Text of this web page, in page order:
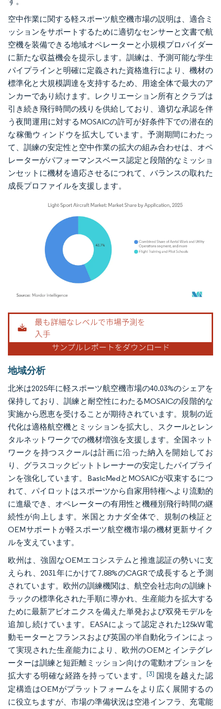
空中作業に関する軽スポーツ航空機市場の説明は、適合ミ
ッションをサポートするために適切なセンサーと文書で航
空機を装備できる地域オペレーターと小規模プロバイダー
に新たな収益機会を提示します。訓練は、予測可能な学生
パイプラインと明確に定義された資格進行により、機材の
標準化と大規模調達を支持するため、用途全体で最大のア
ンカーであり続けます。レクリエーション所有とクラブは
引き続き飛行時間の残りを供給しており、適切な承認を伴
う夜間運用に対するMOSAICの許可が好条件下での潜在的
な稼働ウィンドウを拡大しています。予測期間にわたっ
て、訓練の安定性と空中作業の拡大の組み合わせは、オペ
レーターがパフォーマンスベース認定と段階的なミッショ
ンセットに機材を適応させるにつれて、バランスの取れた
成長プロファイルを支援します。
画像 © Mordor Intelligence。再利用にはCC BY 4.0の表示が必要です。
地域分析
北米は2025年に軽スポーツ航空機市場の40.03%のシェアを
保持しており、訓練と耐空性にわたるMOSAICの段階的な
実施から恩恵を受けることが期待されています。規制の近
代化は適格航空機とミッションを拡大し、スクールとレン
タルネットワークでの機材増強を支援します。全国ネット
ワークを持つスクールは計画に沿った納入を開始してお
り、グラスコックピットトレーナーの安定したパイプライ
ンを強化しています。BasicMedとMOSAICが収束するにつ
れて、パイロットはスポーツから自家用特権へより流動的
に進級でき、オペレーターの有用性と機種別飛行時間の継
続性が向上します。米国とカナダ全体で、規制の検証と
OEMサポートが軽スポーツ航空機市場の機材更新サイク
ルを支えています。
欧州は、強固なOEMエコシステムと推進認証の勢いに支
えられ、2031年にかけて7.88%のCAGRで成長すると予測
されています。欧州の訓練機関は、航空会社志向の訓練ト
ラックの標準化された手順に導かれ、生産能力を拡大する
ために最新アビオニクスを備えた単発および双発モデルを
追加し続けています。EASAによって認定された125kW電
動モーターとフランスおよび英国の半自動化ラインによっ
て実現された生産能力により、欧州のOEMとインテグレ
ーターは訓練と短距離ミッション向けの電動オプションを
拡大する明確な経路を持っています。[3] 国境を越えた認
定構造はOEMがプラットフォームをより広く展開するの
に役立ちますが、市場の準備状況は空港インフラ、充電能